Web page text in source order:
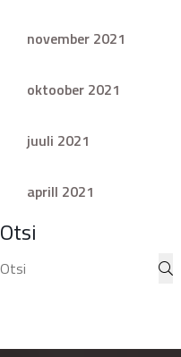
november 2021
oktoober 2021
juuli 2021
aprill 2021
Otsi